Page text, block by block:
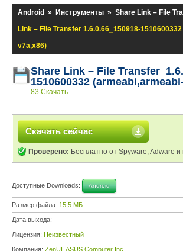
Android » Инструменты » Share Link – File
Link – File Transfer 1.6.0.66_150918-
v7a,x86)
Share Link – File Transfer
1510600332
83 Скачать
Скачать сейчас
Проверено: Бесплатно от Spyware, Adware и
Доступные Downloads: Android
Размер файла: 15,5 МБ
Дата выхода:
Лицензия: Неизвестный
Компания: ZenUI, ASUS Computer Inc.